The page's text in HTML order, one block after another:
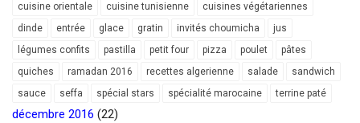
cuisine orientale
cuisine tunisienne
cuisines végétariennes
dinde
entrée glace gratin invités choumicha
jus
légumes confits
pastilla petit four pizza poulet
pâtes
quiches
ramadan 2016 recettes algerienne salade
sandwich
sauce
seffa spécial stars spécialité marocaine terrine paté
décembre 2016 (22)